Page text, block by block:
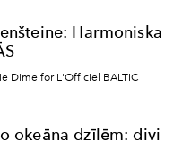
Harmoniska
Dime for L'Officiel BALTIC
okeāna dzīlēm: divi